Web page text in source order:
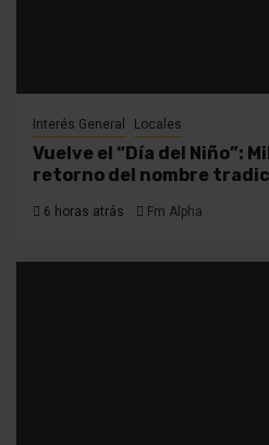
Interés General Locales
Vuelve el “Día del Niño”:
retorno del nombre
6 horas atrás Fm Alpha